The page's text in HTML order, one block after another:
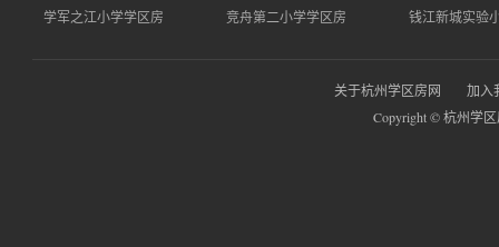
学军之江小学学区房 竞舟第二小学学区房 钱江新城实验
关于杭州学区房网
加入
Copyright © 杭州学